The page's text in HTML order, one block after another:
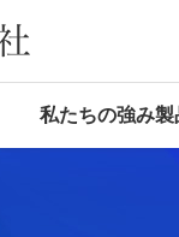
私たちの強み製